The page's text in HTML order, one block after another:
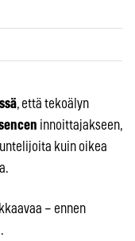
, että tekoälyn
innoittajakseen,
kuin oikea
– ennen